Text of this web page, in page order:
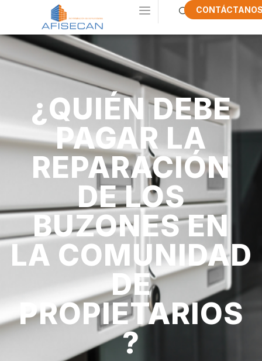
¿QUIÉN DEBE
PAGAR LA
REPARACIÓN
DE LOS
BUZONES EN
LA COMUNIDAD
DE
PROPIETARIOS
?